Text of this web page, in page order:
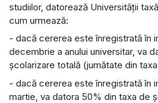
studiilor, datorează Universităţii
cum urmează:
- dacă cererea este înregistrată în
decembrie a anului universitar, va
şcolarizare totală (jumătate din
- dacă cererea este înregistrată în
martie, va datora 50% din taxa de